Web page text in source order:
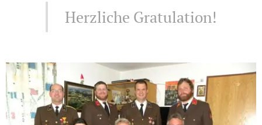
Herzliche Gratulation!